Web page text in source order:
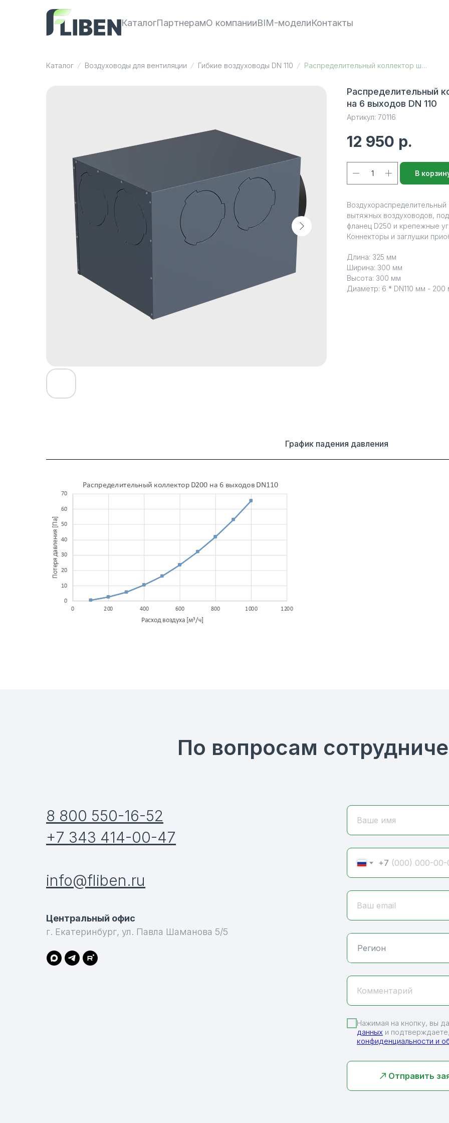
КаталогПартнерамО компанииBIM-моделиКонтакты
Каталог Воздуховоды для вентиляции Гибкие воздуховоды DN 110 Распределительный коллектор шумоизолированный D 200, на 6 выходов DN 110
Распределительный
на 6 выходов DN 110
Артикул: 70116
12 950 р.
В
вытяжных воздуховодов,
фланец D250 и крепежные
Коннекторы и заглушки
Длина: 325 мм
Ширина: 300 мм
Высота: 300 мм
Диаметр: 6 * DN110 мм - 200
График падения давления
По вопросам
8 800 550-16-52
+7 343 414-00-47
info@fliben.ru
Центральный офис
г. Екатеринбург, ул. Павла Шаманова 5/5
Ваше имя
+7
Ваш email
Комментарий
Нажимая на кнопку, вы
данных и
конфиденциальности и
Отправить